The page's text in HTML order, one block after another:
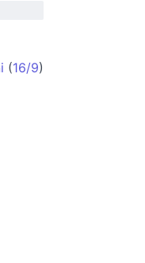
(16/9)